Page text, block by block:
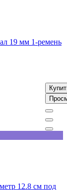
19 мм 1-ремень
12.8 см под